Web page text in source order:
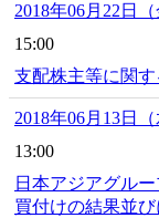
2018年06月22日（
15:00
支配株主等に関
2018年06月13日（
13:00
日本アジアグル
買付けの結果並